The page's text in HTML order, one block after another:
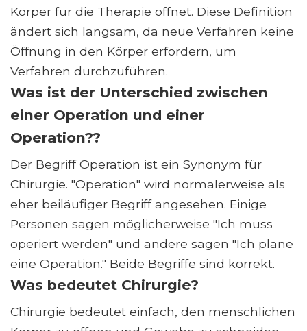
Körper für die Therapie öffnet. Diese Definition
ändert sich langsam, da neue Verfahren keine
Öffnung in den Körper erfordern, um
Verfahren durchzuführen.
Was ist der Unterschied zwischen
einer Operation und einer
Operation??
Der Begriff Operation ist ein Synonym für
Chirurgie. "Operation" wird normalerweise als
eher beiläufiger Begriff angesehen. Einige
Personen sagen möglicherweise "Ich muss
operiert werden" und andere sagen "Ich plane
eine Operation." Beide Begriffe sind korrekt.
Was bedeutet Chirurgie?
Chirurgie bedeutet einfach, den menschlichen